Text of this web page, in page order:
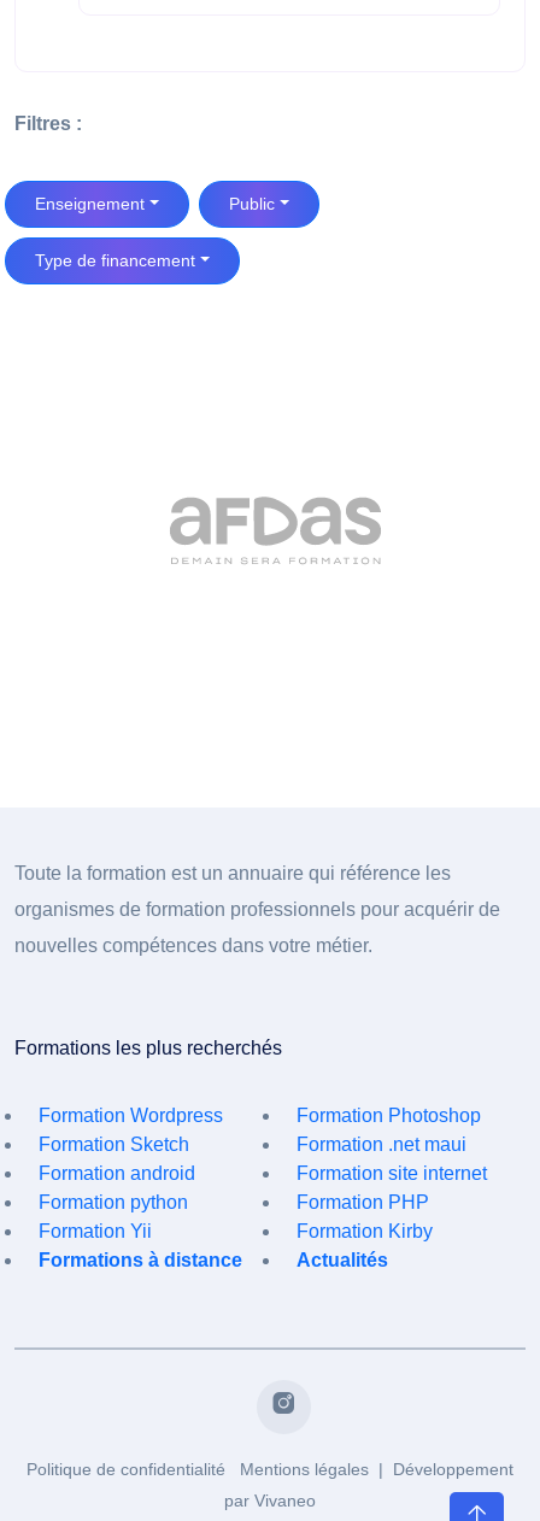
Filtres :
Enseignement Public
Type de financement
Toute la formation est un annuaire qui référence les
organismes de formation professionnels pour acquérir de
nouvelles compétences dans votre métier.
Formations les plus recherchés
Formation Wordpress
Formation Photoshop
Formation Sketch
Formation .net maui
Formation android
Formation site internet
Formation python
Formation PHP
Formation Yii
Formation Kirby
Formations à distance
Actualités
Politique de confidentialité Mentions légales | Développement
par Vivaneo